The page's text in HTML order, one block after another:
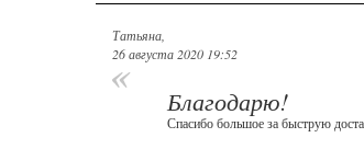
Татьяна
26 августа 2020 19:52
Благодарю!
Спасибо большое за быструю